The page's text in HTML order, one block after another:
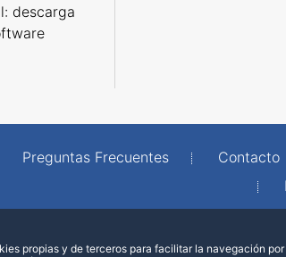
descarga
Preguntas Frecuentes Contacto
propias y de terceros para facilitar la navegación